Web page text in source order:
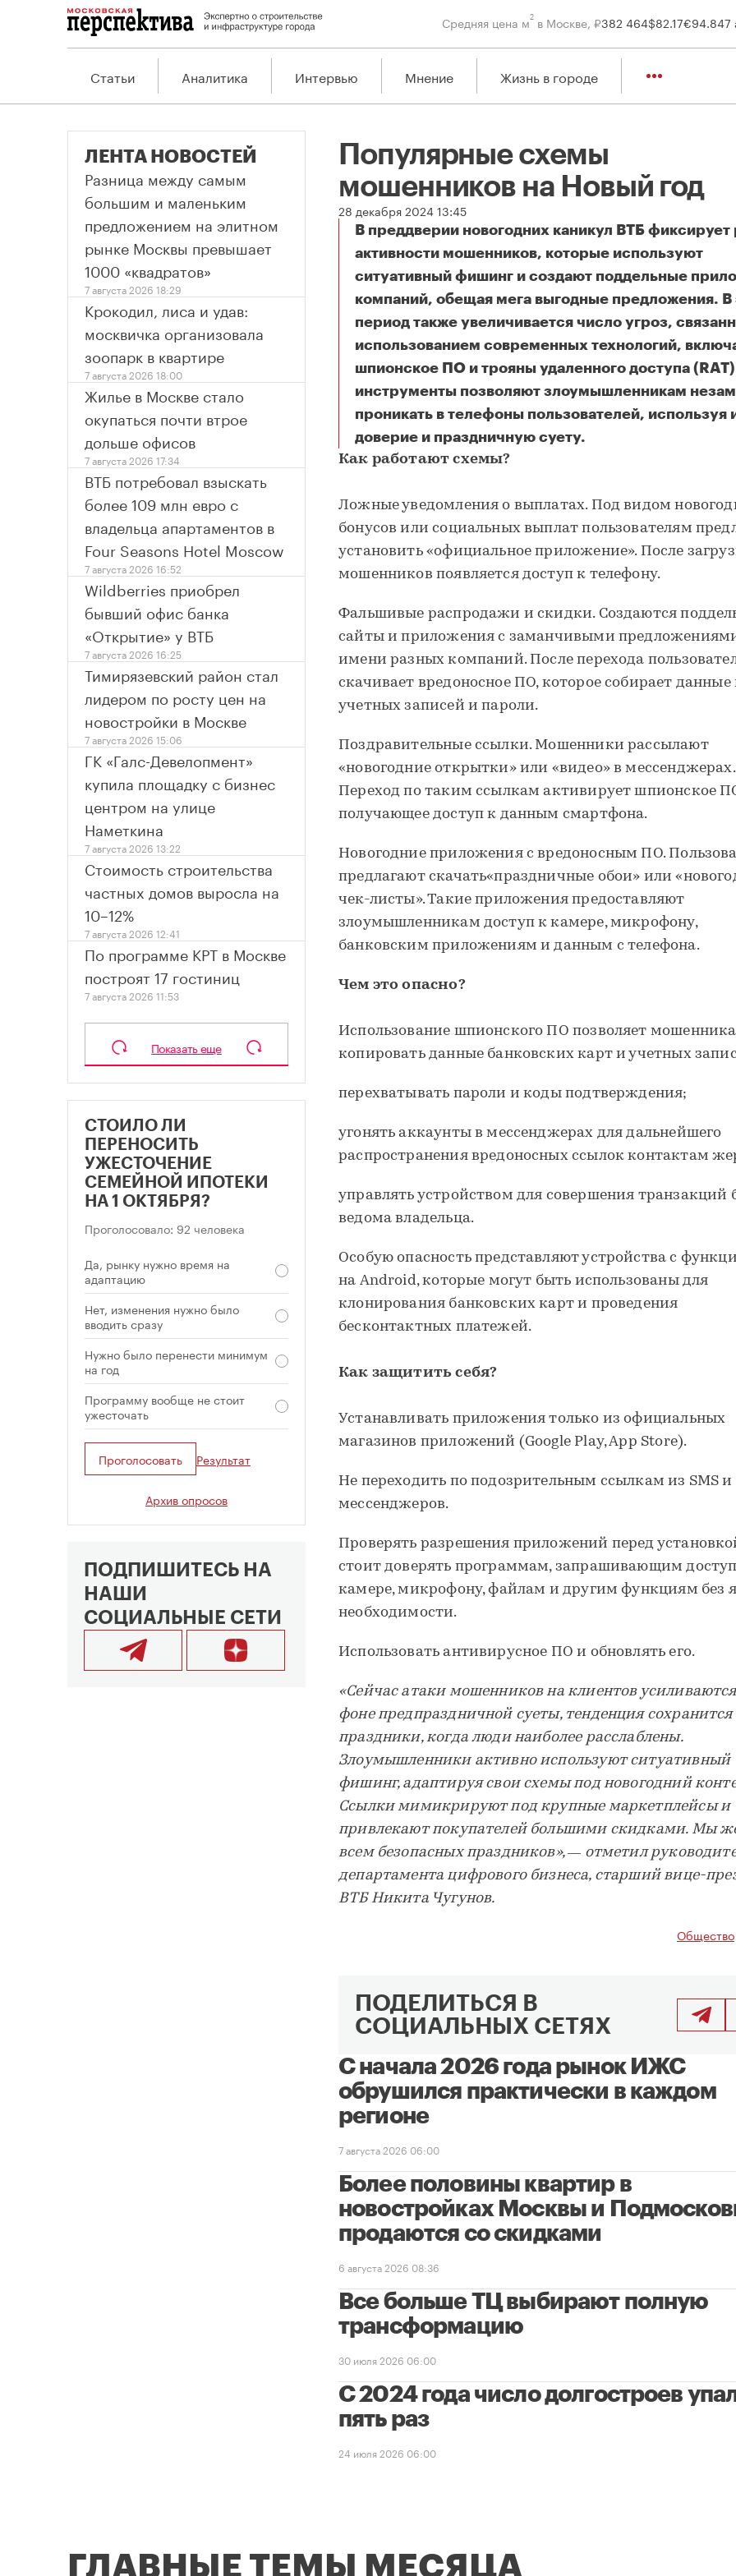
Средняя цена м2в Москве, ₽382 464$82.17€94.847
Статьи Аналитика Интервью Мнение Жизнь в городе
Популярные схемы
мошенников на Новый год
28 декабря 2024 13:45
В преддверии новогодних каникул ВТБ фиксирует
активности мошенников, которые используют
ситуативный фишинг и создают поддельные
компаний, обещая мега выгодные предложения. В
период также увеличивается число угроз,
использованием современных технологий,
шпионское ПО и трояны удаленного доступа
инструменты позволяют злоумышленникам
проникать в телефоны пользователей, используя
доверие и праздничную суету.
Популярные схемы мошенников на Новый год
Как работают схемы?
Ложные уведомления о выплатах. Под видом
бонусов или социальных выплат пользователям
установить «официальное приложение». После
мошенников появляется доступ к телефону.
Фальшивые распродажи и скидки. Создаются
сайты и приложения с заманчивыми
имени разных компаний. После перехода
скачивает вредоносное ПО, которое собирает данные
учетных записей и пароли.
Поздравительные ссылки. Мошенники рассылают
«новогодние открытки» или «видео» в мессенджерах.
Переход по таким ссылкам активирует шпионское
получающее доступ к данным смартфона.
Новогодние приложения с вредоносным ПО.
предлагают скачать«праздничные обои» или
чек-листы». Такие приложения предоставляют
злоумышленникам доступ к камере, микрофону,
банковским приложениям и данным с телефона.
Чем это опасно?
Использование шпионского ПО позволяет
копировать данные банковских карт и учетных
перехватывать пароли и коды подтверждения;
угонять аккаунты в мессенджерах для дальнейшего
распространения вредоносных ссылок контактам
управлять устройством для совершения транзакций
ведома владельца.
Особую опасность представляют устройства с
на Android, которые могут быть использованы для
клонирования банковских карт и проведения
бесконтактных платежей.
Как защитить себя?
Устанавливать приложения только из официальных
магазинов приложений (Google Play, App Store).
Не переходить по подозрительным ссылкам из SMS и
мессенджеров.
Проверять разрешения приложений перед
стоит доверять программам, запрашивающим
камере, микрофону, файлам и другим функциям без
необходимости.
Использовать антивирусное ПО и обновлять его.
«Сейчас атаки мошенников на клиентов
фоне предпраздничной суеты, тенденция сохранится
праздники, когда люди наиболее расслаблены.
Злоумышленники активно используют ситуативный
фишинг, адаптируя свои схемы под новогодний
Ссылки мимикрируют под крупные маркетплейсы и
привлекают покупателей большими скидками. Мы
всем безопасных праздников», — отметил
департамента цифрового бизнеса, старший вице-
ВТБ Никита Чугунов.
Общество
ПОДЕЛИТЬСЯ В
СОЦИАЛЬНЫХ СЕТЯХ
С начала 2026 года рынок ИЖС
обрушился практически в каждом
регионе
7 августа 2026 06:00
Более половины квартир в
новостройках Москвы и
продаются со скидками
6 августа 2026 08:36
Все больше ТЦ выбирают полную
трансформацию
30 июля 2026 06:00
С 2024 года число долгостроев
пять раз
24 июля 2026 06:00
ЛЕНТА НОВОСТЕЙ
Разница между самым
большим и маленьким
предложением на элитном
рынке Москвы превышает
1000 «квадратов»
7 августа 2026 18:29
Крокодил, лиса и удав:
москвичка организовала
зоопарк в квартире
7 августа 2026 18:00
Жилье в Москве стало
окупаться почти втрое
дольше офисов
7 августа 2026 17:34
ВТБ потребовал взыскать
более 109 млн евро с
владельца апартаментов в
Four Seasons Hotel Moscow
7 августа 2026 16:52
Wildberries приобрел
бывший офис банка
«Открытие» у ВТБ
7 августа 2026 16:25
Тимирязевский район стал
лидером по росту цен на
новостройки в Москве
7 августа 2026 15:06
ГК «Галс-Девелопмент»
купила площадку с бизнес
центром на улице
Наметкина
7 августа 2026 13:22
Стоимость строительства
частных домов выросла на
10–12%
7 августа 2026 12:41
По программе КРТ в Москве
построят 17 гостиниц
7 августа 2026 11:53
Показать еще
СТОИЛО ЛИ
ПЕРЕНОСИТЬ
УЖЕСТОЧЕНИЕ
СЕМЕЙНОЙ ИПОТЕКИ
НА 1 ОКТЯБРЯ?
Проголосовало: 92 человека
Да, рынку нужно время на
адаптацию
Нет, изменения нужно было
вводить сразу
Нужно было перенести минимум
на год
Программу вообще не стоит
ужесточать
Проголосовать Результат
Архив опросов
ПОДПИШИТЕСЬ НА
НАШИ
СОЦИАЛЬНЫЕ СЕТИ
ГЛАВНЫЕ ТЕМЫ МЕСЯЦА